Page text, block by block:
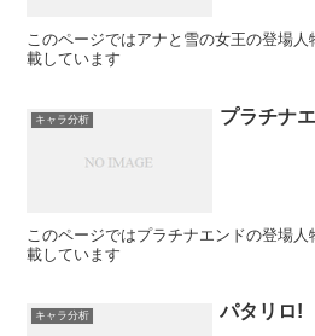
このページではアナと雪の女王の登場
載しています
キャラ分析 プラチナ
このページではプラチナエンドの登場
載しています
キャラ分析 パタリロ!